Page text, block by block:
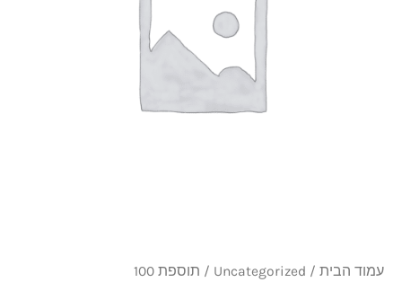
עמוד הבית /
Uncategorized / תוספת 100